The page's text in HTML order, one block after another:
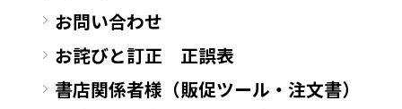
お問い合わせ
お詫びと訂正 正誤表
書店関係者様（販促ツール・注文書）